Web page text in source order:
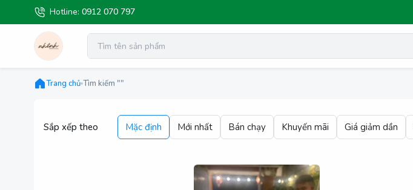
Hotline: 0912 070 797
Trang chủ Tìm kiếm ""
Sắp xếp theo Mặc định Mới nhất Bán chạy Khuyến mãi Giá giảm dần